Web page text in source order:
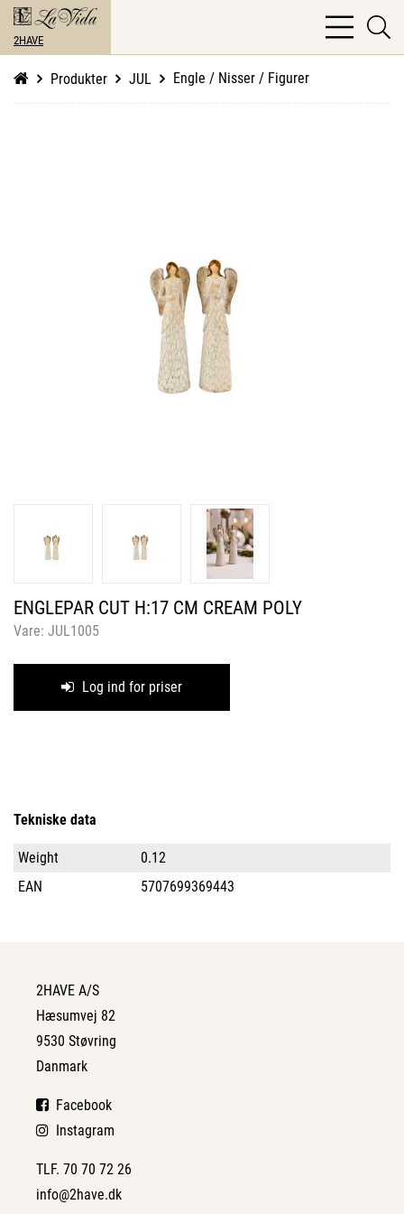
2HAVE
bars
light
Produkter JUL Engle / Nisser / Figurer
ENGLEPAR CUT H:17 CM CREAM POLY
Vare: JUL1005
Log ind for priser
Tekniske data
Weight
0.12
EAN
5707699369443
2HAVE A/S
Hæsumvej 82
9530 Støvring
Danmark
Facebook
Instagram
TLF. 70 70 72 26
info@2have.dk